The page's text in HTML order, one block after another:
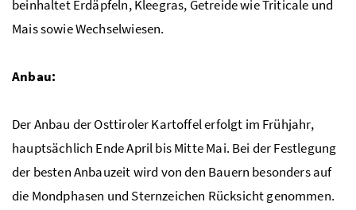
beinhaltet Erdäpfeln, Kleegras, Getreide wie Triticale und
Mais sowie Wechselwiesen.
Anbau:
Der Anbau der Osttiroler Kartoffel erfolgt im Frühjahr,
hauptsächlich Ende April bis Mitte Mai. Bei der Festlegung
der besten Anbauzeit wird von den Bauern besonders auf
die Mondphasen und Sternzeichen Rücksicht genommen.